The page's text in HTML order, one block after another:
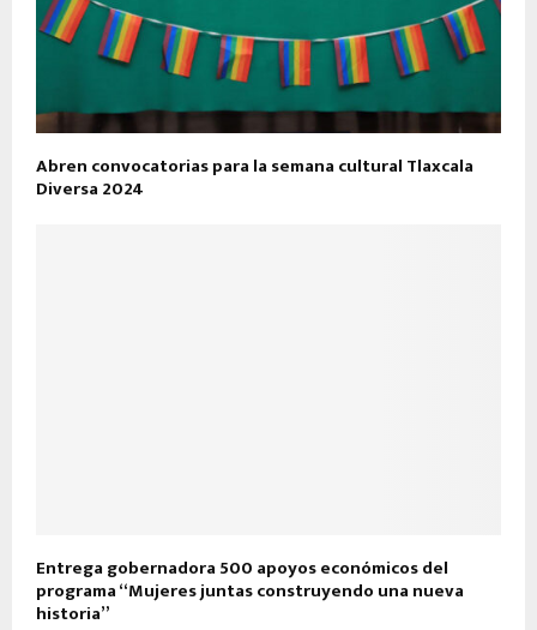
Abren convocatorias para la semana cultural Tlaxcala
Diversa 2024
Entrega gobernadora 500 apoyos económicos del
programa “Mujeres juntas construyendo una nueva
historia”